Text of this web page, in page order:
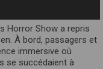
Horror Show a repris
À bord, passagers et
immersive où
se succédaient à